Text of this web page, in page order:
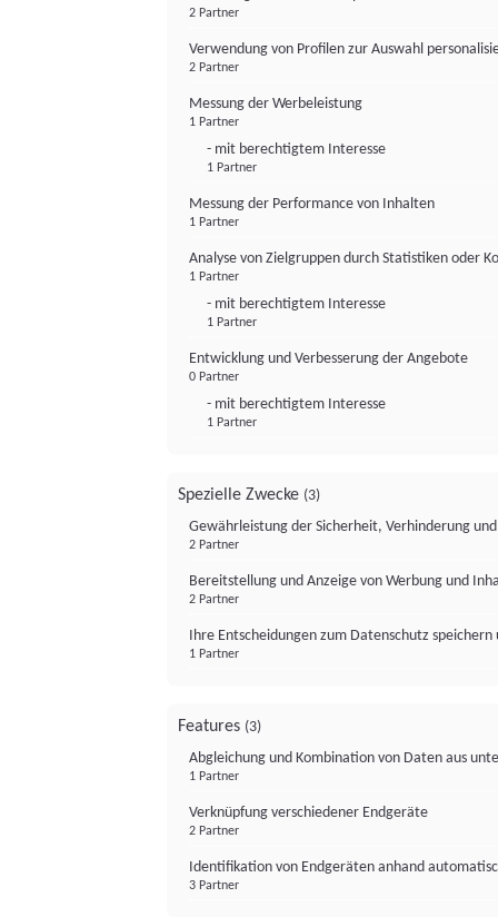
2 Partner
Verwendung von Profilen zur Auswahl
2 Partner
Messung der Werbeleistung
1 Partner
- mit berechtigtem Interesse
1 Partner
Messung der Performance von Inhalten
1 Partner
Analyse von Zielgruppen durch Statistiken oder
1 Partner
- mit berechtigtem Interesse
1 Partner
Entwicklung und Verbesserung der Angebote
0 Partner
- mit berechtigtem Interesse
1 Partner
Spezielle Zwecke (3)
Gewährleistung der Sicherheit, Verhinderung
2 Partner
Bereitstellung und Anzeige von Werbung und
2 Partner
Ihre Entscheidungen zum Datenschutz
1 Partner
Features (3)
Abgleichung und Kombination von Daten aus
1 Partner
Verknüpfung verschiedener Endgeräte
2 Partner
Identifikation von Endgeräten anhand
3 Partner